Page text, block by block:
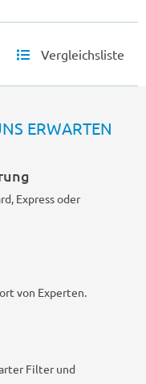
Vergleichsliste
ERWARTEN
Express oder
von Experten.
Filter und